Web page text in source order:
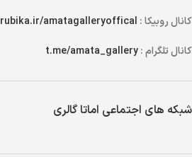
کانال روبیکا : rubika.ir/amatagalleryoffical
کانال تلگرام :t.me/amata_gallery
شبکه های اجتماعی اماتا گالری